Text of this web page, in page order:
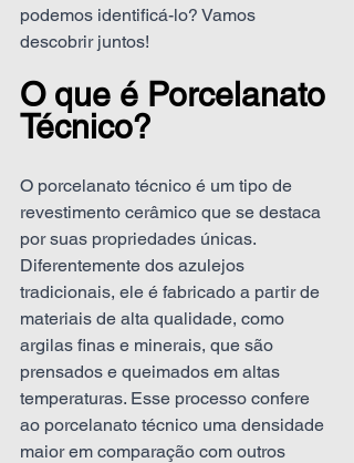
podemos identificá-lo? Vamos
descobrir juntos!
O que é Porcelanato
Técnico?
O porcelanato técnico é um tipo de
revestimento cerâmico que se destaca
por suas propriedades únicas.
Diferentemente dos azulejos
tradicionais, ele é fabricado a partir de
materiais de alta qualidade, como
argilas finas e minerais, que são
prensados e queimados em altas
temperaturas. Esse processo confere
ao porcelanato técnico uma densidade
maior em comparação com outros